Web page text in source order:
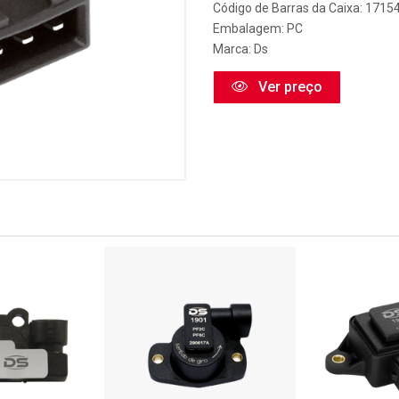
Código de Barras da Caixa:
Embalagem: PC
Marca: Ds
Ver preço